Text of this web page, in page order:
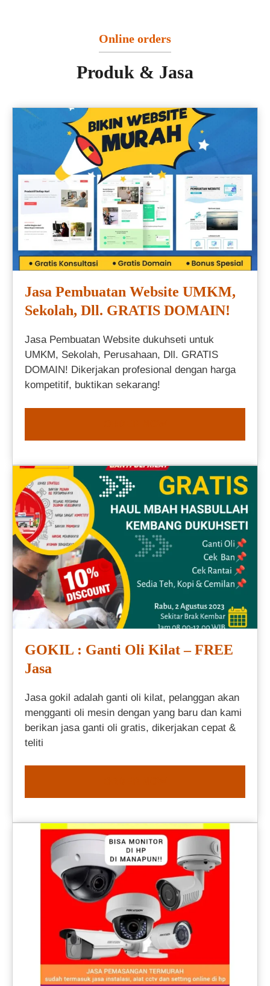
Online orders
Produk & Jasa
Jasa Pembuatan Website UMKM,
Sekolah, Dll. GRATIS DOMAIN!
Jasa Pembuatan Website dukuhseti untuk
UMKM, Sekolah, Perusahaan, Dll. GRATIS
DOMAIN! Dikerjakan profesional dengan harga
kompetitif, buktikan sekarang!
GOKIL : Ganti Oli Kilat – FREE
Jasa
Jasa gokil adalah ganti oli kilat, pelanggan akan
mengganti oli mesin dengan yang baru dan kami
berikan jasa ganti oli gratis, dikerjakan cepat &
teliti